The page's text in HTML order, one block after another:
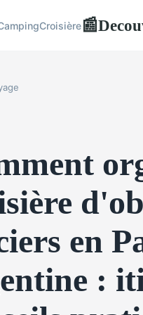
Croisière📰
en
: